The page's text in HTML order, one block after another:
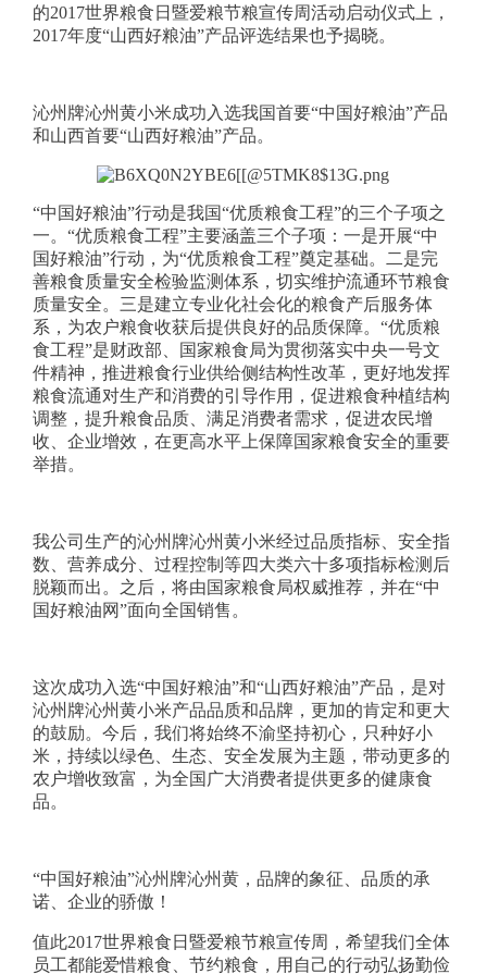
的2017世界粮食日暨爱粮节粮宣传周活动启动仪式上，
2017年度“山西好粮油”产品评选结果也予揭晓。
沁州牌沁州黄小米成功入选我国首要“中国好粮油”产品
和山西首要“山西好粮油”产品。
“中国好粮油”行动是我国“优质粮食工程”的三个子项之
一。“优质粮食工程”主要涵盖三个子项 ： 一是开展“中
国好粮油”行动，为“优质粮食工程”奠定基础。二是完
善粮食质量安全检验监测体系，切实维护流通环节粮食
质量安全。三是建立专业化社会化的粮食产后服务体
系，为农户粮食收获后提供良好的品质保障。“优质粮
食工程”是财政部、国家粮食局为贯彻落实中央一号文
件精神，推进粮食行业供给侧结构性改革，更好地发挥
粮食流通对生产和消费的引导作用，促进粮食种植结构
调整，提升粮食品质、满足消费者需求，促进农民增
收、企业增效，在更高水平上保障国家粮食安全的重要
举措。
我公司 生产的沁州牌沁州黄小米经过品质指标、安全指
数、营养成分、过程控制等四大类六十多项指标检测后
脱颖而出。 之后， 将由国家粮食局权威推荐，并在“中
国好粮油网”面向全国销售。
这次成功入选“中国好粮油”和“山西好粮油”产品，是对
沁州牌沁州黄小米产品品质和品牌，更加的肯定和更大
的鼓励。今后，我们将始终不渝坚持初心，只种好小
米 ， 持续以绿色、生态、安全发展为主题，带动更多的
农户增收致富，为全国广大消费者提供更多的健康食
品。
“中国好粮油”沁州牌沁州黄，品牌的象征、品质的承
诺、企业的骄傲！
值此2017世界粮食日暨爱粮节粮宣传周，希望我们全体
员工都能爱惜粮食、节约粮食，用自己的行动弘扬勤俭